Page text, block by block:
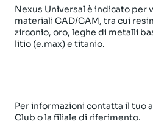
Nexus Universal è indicato per
materiali CAD/CAM, tra cui
zirconio, oro, leghe di metalli
litio (e.max) e titanio.
Per informazioni contatta il tuo
Club o la filiale di riferimento.